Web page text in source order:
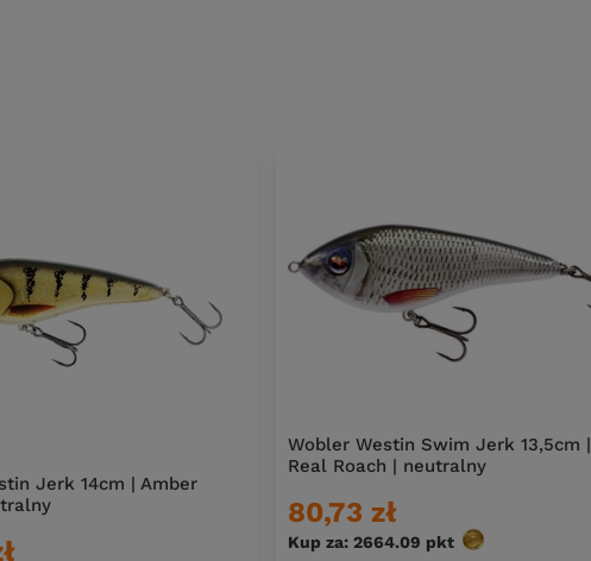
Jerk 14cm | Amber
Wobler Westin Swim Jerk 13,5cm |
Real Roach | neutralny
80,73 zł
Kup za: 2664.09 pkt punktów